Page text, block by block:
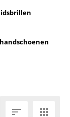
 